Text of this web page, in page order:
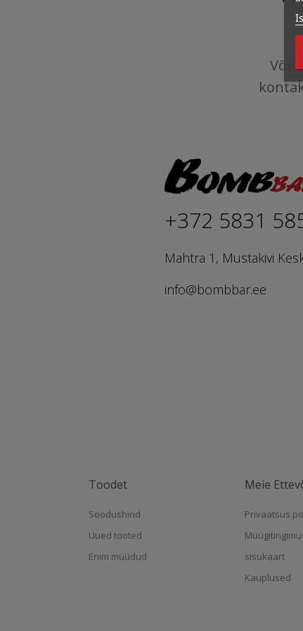
+372 5831
Mahtra 1, Mustakivi
info@bombbar.ee
Toodet
Soodushind
Uued tooted
Enim müüdud
Meie
Privaatsus
sisukaart
Kauplused